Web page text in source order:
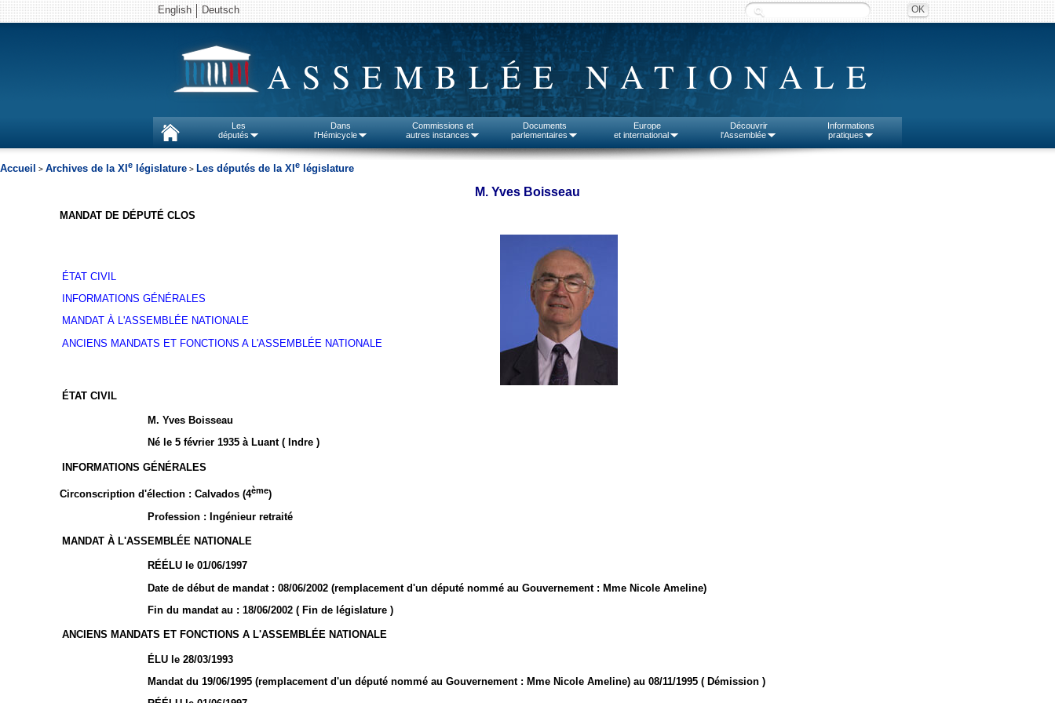
English Deutsch
ASSEMBLÉE NATIONALE
Les
députés
Dans
l'Hémicycle
Commissions et
autres instances
Documents
parlementaires
Europe
et international
Découvrir
l'Assemblée
Informations
pratiques
Accueil > Archives de la XI e législature > Les députés de la XI e législature
M. Yves Boisseau
MANDAT DE DÉPUTÉ CLOS
ÉTAT CIVIL
INFORMATIONS GÉNÉRALES
MANDAT À L'ASSEMBLÉE NATIONALE
ANCIENS MANDATS ET FONCTIONS A L'ASSEMBLÉE NATIONALE
ÉTAT CIVIL
M. Yves Boisseau
Né le 5 février 1935 à Luant ( Indre )
INFORMATIONS GÉNÉRALES
Circonscription d'élection : Calvados (4ème)
Profession : Ingénieur retraité
MANDAT À L'ASSEMBLÉE NATIONALE
RÉÉLU le 01/06/1997
Date de début de mandat : 08/06/2002 (remplacement d'un député nommé au Gouvernement : Mme Nicole Ameline)
Fin du mandat au : 18/06/2002 ( Fin de législature )
ANCIENS MANDATS ET FONCTIONS A L'ASSEMBLÉE NATIONALE
ÉLU le 28/03/1993
Mandat du 19/06/1995 (remplacement d'un député nommé au Gouvernement : Mme Nicole Ameline) au 08/11/1995 ( Démission )